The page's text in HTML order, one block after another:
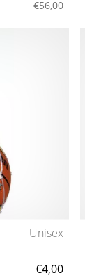
€56,00
Unisex
€4,00